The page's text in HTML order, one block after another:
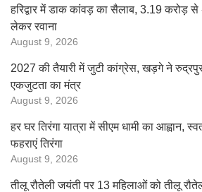
हरिद्वार में डाक कांवड़ का सैलाब, 3.19 करोड़
लेकर रवाना
August 9, 2026
2027 की तैयारी में जुटी कांग्रेस, खड़गे ने
एकजुटता का मंत्र
August 9, 2026
हर घर तिरंगा यात्रा में सीएम धामी का आह्वान,
फहराएं तिरंगा
August 9, 2026
तीलू रौतेली जयंती पर 13 महिलाओं को तीलू